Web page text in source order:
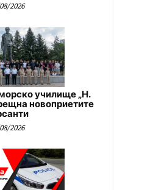
2026
училище „Н.
новоприетите
2026